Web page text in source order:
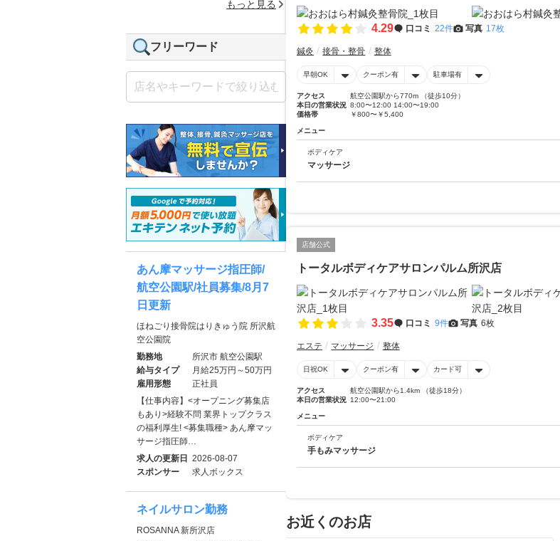
4.29 口コミ 22件 写真 17枚
鍼灸 接骨・整骨 整体
早朝OK クーポン有 駐車場有
アクセス
航空公園駅から770m （徒歩10分）
本日の営業状況 8:00〜12:00 14:00〜19:00
価格帯
￥800〜￥5,400
メニュー
ボディケア
マッサージ
店舗公式
トータルボディケアサロンパルム所沢店
3.35 口コミ 9件 写真 6枚
エステ マッサージ 整体
日祝OK クーポン有 カード可
アクセス
航空公園駅から1.4km （徒歩18分）
本日の営業状況 12:00〜21:00
メニュー
ボディケア
手もみマッサージ
お近くのお店
もっと見る
フリーワード
あん摩マッサージ指圧師/
航空公園駅/社員募集/8月7
日更新
ほねごり接骨院はりきゅう院 所沢航
空公園院
勤務地
所沢市 航空公園駅
給与タイプ
月給25万円～50万円
雇用形態
正社員
【仕事内容】<オープニング募集店
もあり>経験不問 業界トップクラス
の福利厚生! <募集職種> あん摩マッ
サージ指圧師…
求人の更新日 2026-08-07
スポンサー
求人ボックス
ネイルサロン勤務
ROSANNA 新所沢店